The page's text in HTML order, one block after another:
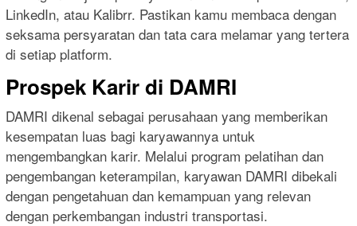
LinkedIn, atau Kalibrr. Pastikan kamu membaca dengan
seksama persyaratan dan tata cara melamar yang tertera
di setiap platform.
Prospek Karir di DAMRI
DAMRI dikenal sebagai perusahaan yang memberikan
kesempatan luas bagi karyawannya untuk
mengembangkan karir. Melalui program pelatihan dan
pengembangan keterampilan, karyawan DAMRI dibekali
dengan pengetahuan dan kemampuan yang relevan
dengan perkembangan industri transportasi.